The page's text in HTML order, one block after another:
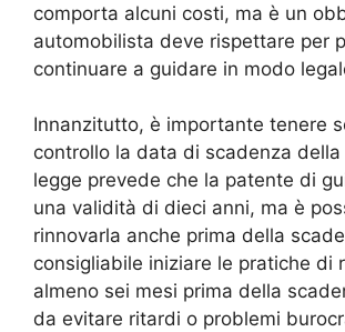
comporta alcuni costi, ma è un
automobilista deve rispettare per
continuare a guidare in modo
Innanzitutto, è importante tenere
controllo la data di scadenza
legge prevede che la patente di
una validità di dieci anni, ma è
rinnovarla anche prima della
consigliabile iniziare le pratiche di
almeno sei mesi prima della
da evitare ritardi o problemi